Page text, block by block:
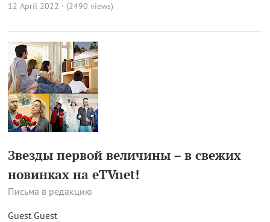
12 April 2022 · (2490 views)
Звезды первой величины – в свежих
новинках на eTVnet!
Письма в редакцию
Guest Guest